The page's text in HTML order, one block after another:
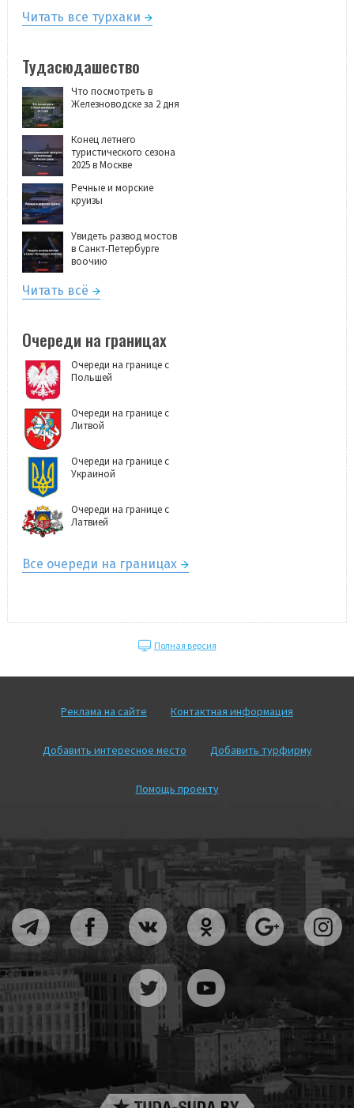
Читать все турхаки
Тудасюдашество
Что посмотреть в
Железноводске за 2 дня
Конец летнего
туристического сезона
2025 в Москве
Речные и морские
круизы
Увидеть развод мостов
в Санкт-Петербурге
воочию
Читать всё
Очереди на границах
Очереди на границе с
Польшей
Очереди на границе с
Литвой
Очереди на границе с
Украиной
Очереди на границе с
Латвией
Все очереди на границах
Полная версия
Реклама на сайте Контактная информация
Добавить интересное место Добавить турфирму
Помощь проекту